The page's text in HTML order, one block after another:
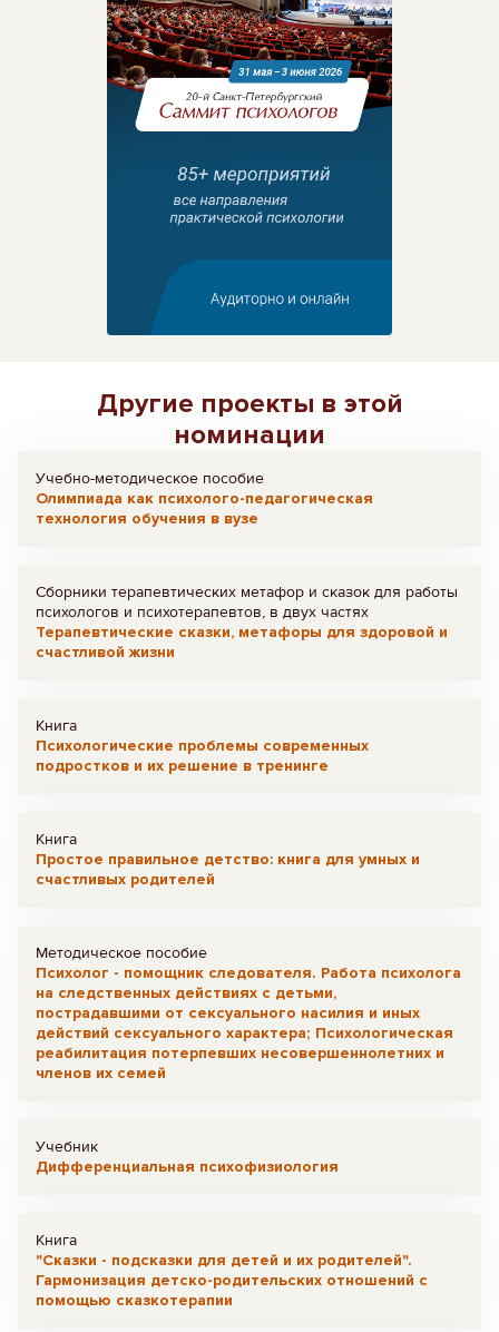
Другие проекты в этой
номинации
Учебно-методическое пособие
Олимпиада как психолого-педагогическая
технология обучения в вузе
Сборники терапевтических метафор и сказок для работы
психологов и психотерапевтов, в двух частях
Терапевтические сказки, метафоры для здоровой и
счастливой жизни
Книга
Психологические проблемы современных
подростков и их решение в тренинге
Книга
Простое правильное детство: книга для умных и
счастливых родителей
Методическое пособие
Психолог - помощник следователя. Работа психолога
на следственных действиях с детьми,
пострадавшими от сексуального насилия и иных
действий сексуального характера; Психологическая
реабилитация потерпевших несовершеннолетних и
членов их семей
Учебник
Дифференциальная психофизиология
Книга
"Сказки - подсказки для детей и их родителей".
Гармонизация детско-родительских отношений с
помощью сказкотерапии